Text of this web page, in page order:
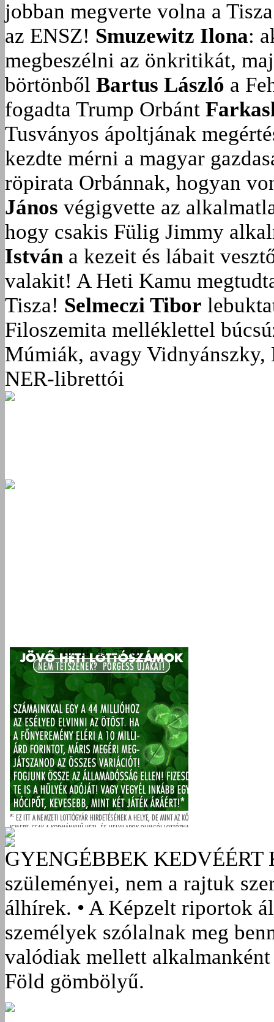
jobban megverte volna a
az ENSZ! Smuzewitz Ilona:
megbeszélni az önkritikát,
börtönből Bartus László a
fogadta Trump Orbánt
Tusványos ápoltjának
kezdte mérni a magyar
röpirata Orbánnak, hogyan
János végigvette az
hogy csakis Fülig Jimmy
István a kezeit és lábait
valakit! A Heti Kamu
Tisza! Selmeczi Tibor
Filoszemita melléklettel
Múmiák, avagy Vidnyánszky,
NER-librettói
GYENGÉBBEK KEDVÉÉRT
szüleményei, nem a rajtuk
álhírek. • A Képzelt riportok
személyek szólalnak meg
valódiak mellett
Föld gömbölyű.